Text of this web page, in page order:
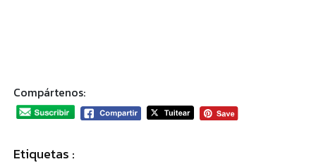
Compártenos:
Etiquetas :